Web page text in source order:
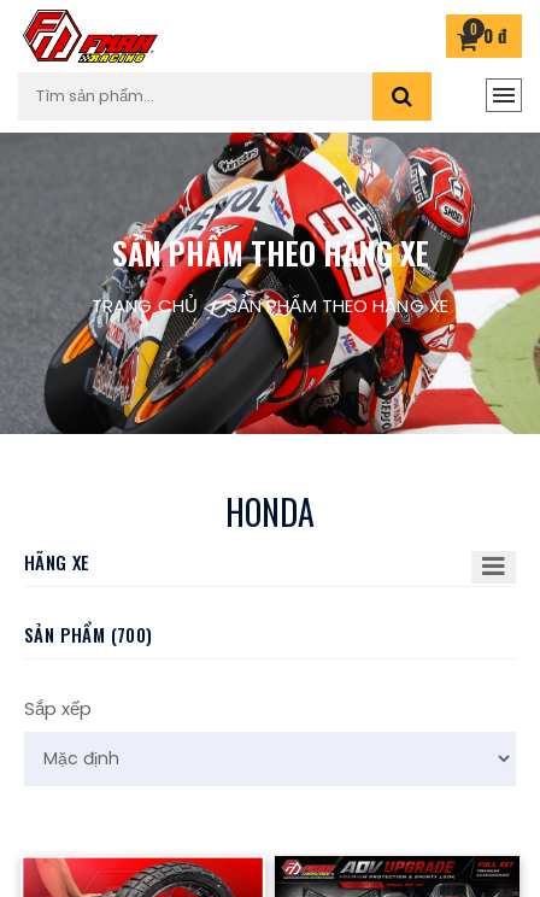
0 0 đ
SẢN PHẨM THEO HÃNG XE
TRANG CHỦ SẢN PHẨM THEO HÃNG XE
HONDA
HÃNG XE
SẢN PHẨM (700)
Sắp xếp